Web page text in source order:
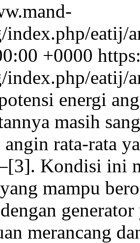
index.php/eatij/
+0000
index.php/eatij/
energi
masih
angin rata-rata
Kondisi ini
mampu
merancang